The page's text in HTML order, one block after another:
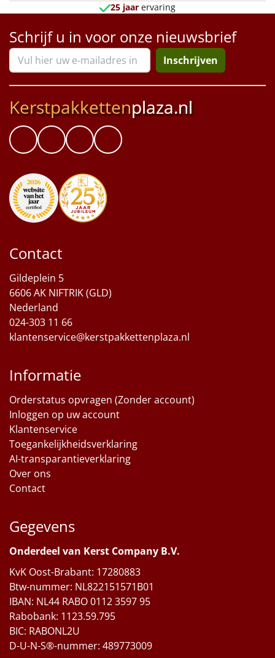
25 jaar ervaring
Schrijf u in voor onze nieuwsbrief
Inschrijven
Kerstpakkettenplaza.nl
Contact
Gildeplein 5
6606 AK NIFTRIK (GLD)
Nederland
024-303 11 66
klantenservice@kerstpakkettenplaza.nl
Informatie
Orderstatus opvragen (Zonder account)
Inloggen op uw account
Klantenservice
Toegankelijkheidsverklaring
AI-transparantieverklaring
Over ons
Contact
Gegevens
Onderdeel van Kerst Company B.V.
KvK Oost-Brabant: 17280883
Btw-nummer: NL822151571B01
IBAN: NL44 RABO 0112 3597 95
Rabobank: 1123.59.795
BIC: RABONL2U
D-U-N-S®-nummer: 489773009